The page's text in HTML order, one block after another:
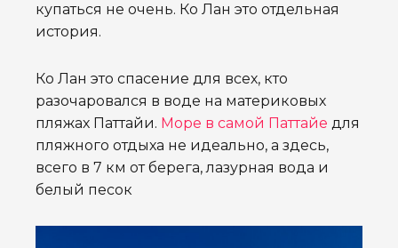
купаться не очень. Ко Лан это отдельная
история.
Ко Лан это спасение для всех, кто
разочаровался в воде на материковых
пляжах Паттайи. Море в самой Паттайе для
пляжного отдыха не идеально, а здесь,
всего в 7 км от берега, лазурная вода и
белый песок